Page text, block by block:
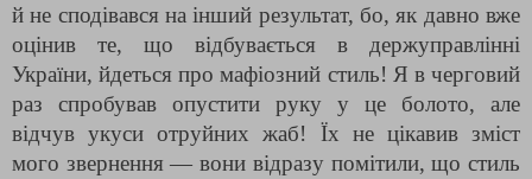
й не сподівався на інший результат, бо, як давно вже
оцінив те, що відбувається в держуправлінні
України, йдеться про мафіозний стиль! Я в черговий
раз спробував опустити руку у це болото, але
відчув укуси отруйних жаб! Їх не цікавив зміст
мого звернення — вони відразу помітили, що стиль